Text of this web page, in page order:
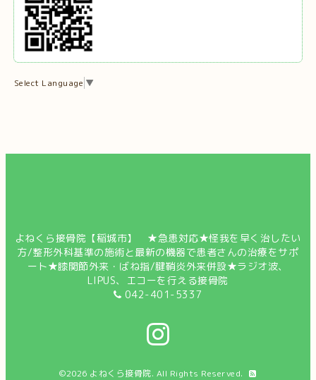
Select Language ▼
よねくら接骨院【稲城市】 ★急患対応★怪我を早く治したい
方/整形外科基準の施術と最新の機器で患者さんの治療をサポ
ート★膝関節外来・ばね指/腱鞘炎外来併設★ラジオ波、
LIPUS、エコーを行える接骨院
042-401-5337
©2026 よねくら接骨院. All Rights Reserved.